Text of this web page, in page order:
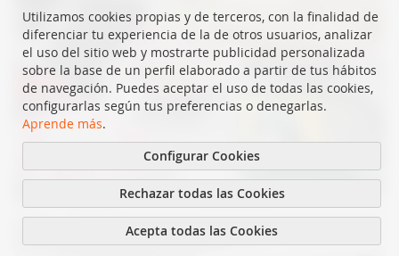
Utilizamos cookies propias y de terceros, con la finalidad de
diferenciar tu experiencia de la de otros usuarios, analizar
el uso del sitio web y mostrarte publicidad personalizada
sobre la base de un perfil elaborado a partir de tus hábitos
de navegación. Puedes aceptar el uso de todas las cookies,
configurarlas según tus preferencias o denegarlas.
Aprende más.
Configurar Cookies
Rechazar todas las Cookies
Acepta todas las Cookies